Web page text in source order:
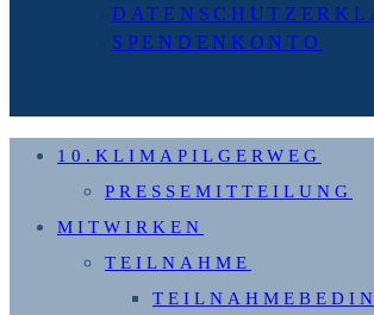
SPENDENKONTO
10.KLIMAPILGERWEG
PRESSEMITTEILUNG
MITWIRKEN
TEILNAHME